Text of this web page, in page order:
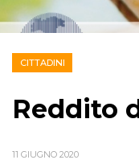
CITTADINI
Reddito
11 GIUGNO 2020